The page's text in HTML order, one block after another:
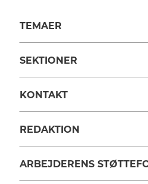
TEMAER
SEKTIONER
KONTAKT
REDAKTION
ARBEJDERENS